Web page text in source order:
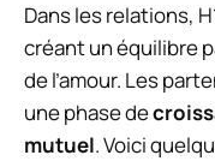
Dans les relations,
créant un équilibre
de l’amour. Les
une phase de
mutuel. Voici